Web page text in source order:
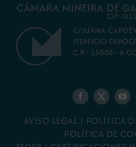
AVISO LEGAL | POLÍTICA
POLÍTICA DE